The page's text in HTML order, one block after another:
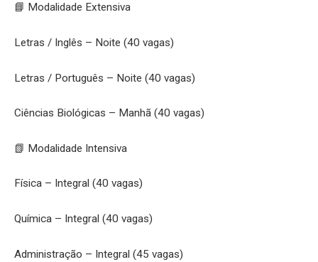
📘 Modalidade Extensiva
Letras / Inglês – Noite (40 vagas)
Letras / Português – Noite (40 vagas)
Ciências Biológicas – Manhã (40 vagas)
📗 Modalidade Intensiva
Física – Integral (40 vagas)
Química – Integral (40 vagas)
Administração – Integral (45 vagas)